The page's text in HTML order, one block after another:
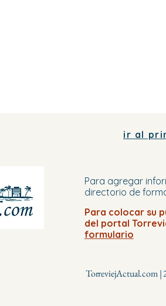
ir al
Para agregar
directorio de
Para colocar su
del portal
formulario
TorreviejActual.com |